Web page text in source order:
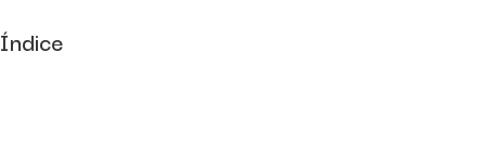
Índice